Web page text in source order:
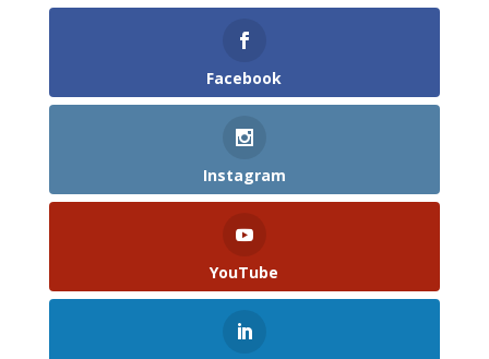
Facebook
Instagram
YouTube